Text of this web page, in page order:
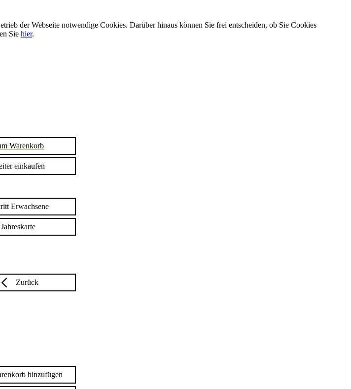
der Webseite notwendige Cookies. Darüber hinaus können Sie frei entscheiden, ob Sie Cookies
Sie hier.
Warenkorb
einkaufen
Erwachsene
Jahreskarte
Zurück
hinzufügen